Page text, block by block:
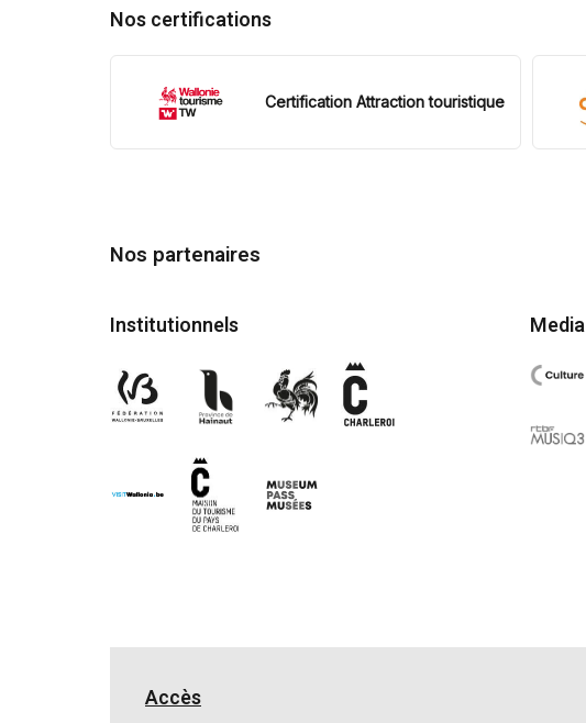
Nos certifications
Certification Attraction touristique
Nos partenaires
Institutionnels Media
Accès